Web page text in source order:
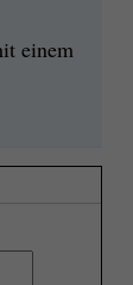
einem